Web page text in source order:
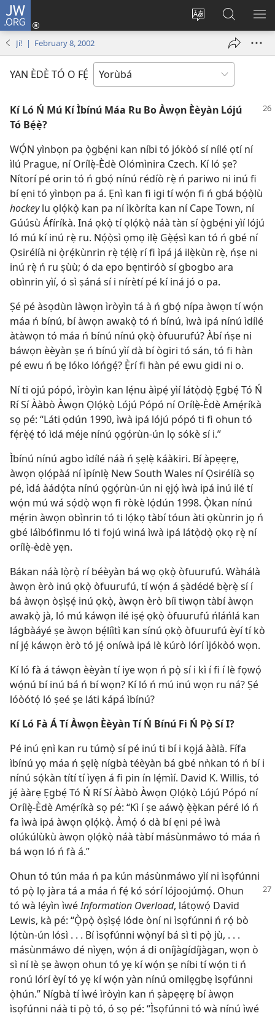
JW.ORG
Yí
pa
Wọlé
(opens
Wa
JW.ORG
Jí! | February 8, 2002
YAN ÈDÈ TÓ O FẸ́
Kí Ló Ń Mú Kí Ìbínú Máa Ru Bo Àwọn Èèyàn Lójú
Tó Bẹ́ẹ̀?
WỌ́N yìnbọn pa ọ̀gbẹ́ni kan níbi tó jókòó sí nílé ọtí ní
ìlú Prague, ní Orílẹ̀-Èdè Olómìnira Czech. Kí ló ṣe?
Nítorí pé orin tó ń gbọ́ nínú rédíò rẹ̀ ń pariwo ni inú fi
bí ẹni tó yìnbọn pa á. Ẹnì kan fi igi tí wọ́n fi ń gbá bọ́ọ̀lù
hockeylu ọlọ́kọ̀ kan pa ní ìkòríta kan ní Cape Town, ní
Gúúsù Áfíríkà. Iná ọkọ̀ tí ọlọ́kọ̀ náà tàn sí ọ̀gbẹ́ni yìí lójú
ló mú kí inú rẹ̀ ru. Nọ́ọ̀sì ọmọ ilẹ̀ Gẹ̀ẹ́sì kan tó ń gbé ní
Ọsirélíà ni ọ̀rẹ́kùnrin rẹ̀ tẹ́lẹ̀ rí fi ìpá já ilẹ̀kùn rẹ̀, ńṣe ni
inú rẹ̀ ń ru ṣùù; ó da epo bẹntiróò sí gbogbo ara
obìnrin yìí, ó sì ṣáná sí i nírètí pé kí iná jó o pa.
Ṣé pé àsọdùn làwọn ìròyìn tá à ń gbọ́ nípa àwọn tí wọ́n
máa ń bínú, bí àwọn awakọ̀ tó ń bínú, ìwà ipá nínú ìdílé
àtàwọn tó máa ń bínú nínú ọkọ̀ òfuurufú? Àbí ńṣe ni
báwọn èèyàn ṣe ń bínú yìí dà bí ògiri tó sán, tó fi hàn
pé ewu ń bẹ lóko lóńgẹ́? Ẹ̀rí fi hàn pé ewu gidi ni o.
Ní ti ojú pópó, ìròyìn kan lẹ́nu àìpẹ́ yìí látọ̀dọ̀ Ẹgbẹ́ Tó Ń
Rí Sí Ààbò Àwọn Ọlọ́kọ̀ Lójú Pópó ní Orílẹ̀-Èdè Amẹ́ríkà
sọ pé: “Láti ọdún 1990, ìwà ipá lójú pópó ti fi ohun tó
fẹ́rẹ̀ẹ́ tó ìdá méje nínú ọgọ́rùn-ún lọ sókè sí i.”
Ìbínú nínú agbo ìdílé náà ń ṣẹlẹ̀ káàkiri. Bí àpẹẹrẹ,
àwọn ọlọ́pàá ní ìpínlẹ̀ New South Wales ní Ọsirélíà sọ
pé, ìdá àádọ́ta nínú ọgọ́rùn-ún ni ẹjọ́ ìwà ipá inú ilé tí
wọ́n mú wá sọ́dọ̀ wọn fi ròkè lọ́dún 1998. Ọ̀kan nínú
mẹ́rin àwọn obìnrin tó ti lọ́kọ tàbí tóun àti ọkùnrin jọ ń
gbé láìbófinmu ló ti fojú winá ìwà ipá látọ̀dọ̀ ọkọ rẹ̀ ní
orílẹ̀-èdè yẹn.
Bákan náà lọ̀rọ̀ rí béèyàn bá wọ ọkọ̀ òfuurufú. Wàhálà
àwọn èrò inú ọkọ̀ òfuurufú, tí wọ́n á ṣàdédé bẹ̀rẹ̀ sí í
bá àwọn òṣìṣẹ́ inú ọkọ̀, àwọn èrò bíi tiwọn tàbí àwọn
awakọ̀ jà, ló mú káwọn ilé iṣẹ́ ọkọ̀ òfuurufú ńláńlá kan
lágbàáyé ṣe àwọn bẹ́líìtì kan sínú ọkọ̀ òfuurufú èyí tí kò
ní jẹ́ káwọn èrò tó jẹ́ oníwà ipá lè kúrò lórí ìjókòó wọn.
Kí ló fà á táwọn èèyàn tí iye wọn ń pọ̀ sí i kì í fi í lè fọwọ́
wọ́nú bí inú bá ń bí wọn? Kí ló ń mú inú wọn ru ná? Ṣé
lóòótọ́ ló ṣeé ṣe láti kápá ìbínú?
Kí Ló Fà Á Tí Àwọn Èèyàn Tí Ń Bínú Fi Ń Pọ̀ Sí I?
Pé inú ẹnì kan ru túmọ̀ sí pé inú ti bí i kọjá ààlà. Fífa
ìbínú yọ máa ń ṣẹlẹ̀ nígbà téèyàn bá gbé nǹkan tó ń bí i
nínú sọ́kàn títí tí ìyẹn á fi pin ín lẹ́mìí. David K. Willis, tó
jẹ́ ààrẹ Ẹgbẹ́ Tó Ń Rí Sí Ààbò Àwọn Ọlọ́kọ̀ Lójú Pópó ní
Orílẹ̀-Èdè Amẹ́ríkà sọ pé: “Kì í ṣe aáwọ̀ ẹ̀ẹ̀kan péré ló ń
fa ìwà ipá àwọn ọlọ́kọ̀. Àmọ́ ó dà bí ẹni pé ìwà
olúkúlùkù àwọn ọlọ́kọ̀ náà tàbí másùnmáwo tó máa ń
bá wọn ló ń fà á.”
Ohun tó tún máa ń pa kún másùnmáwo yìí ni ìsọfúnni
tó pọ̀ lọ jàra tá a máa ń fẹ́ kó sórílójoojúmọ́. Ohun
tó wà lẹ́yìn ìwéInformation Overload, látọwọ́ David
Lewis, kà pé: “Ọ̀pọ̀ òṣìṣẹ́ lóde òní ni ìsọfúnni ń rọ́ bò
lọ́tùn-ún lósì . . . Bí ìsọfúnni wọ̀nyí bá sì ti pọ̀ jù, . . .
másùnmáwo dé nìyẹn, wọ́n á di oníjàgídíjàgan, wọn ò
sì ní lè ṣe àwọn ohun tó yẹ kí wọ́n ṣe níbi tí wọ́n ti ń
ronú lórí èyí tó yẹ kí wọ́n yàn nínú omilẹgbẹ ìsọfúnni
ọ̀hún.” Nígbà tí ìwé ìròyìn kan ń ṣàpẹẹrẹ bí àwọn
ìsọfúnni náà ti pọ̀ tó, ó sọ pé: “Ìsọfúnni tó wà nínú ìwé